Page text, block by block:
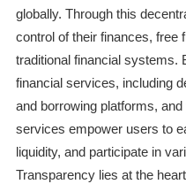
globally. Through this
control of their finances, free
traditional financial systems.
financial services, including
and borrowing platforms,
services empower users to
liquidity, and participate in
Transparency lies at the